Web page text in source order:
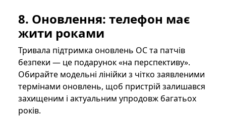
8. Оновлення: телефон має
жити роками
Тривала підтримка оновлень ОС та патчів
безпеки — це подарунок «на перспективу».
Обирайте модельні лінійки з чітко заявленими
термінами оновлень, щоб пристрій залишався
захищеним і актуальним упродовж багатьох
років.